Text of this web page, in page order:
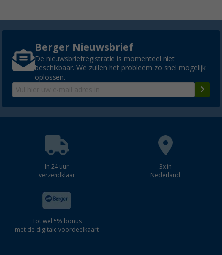
Berger Nieuwsbrief
De nieuwsbriefregistratie is momenteel niet
beschikbaar. We zullen het probleem zo snel mogelijk
oplossen.
In 24 uur
verzendklaar
3x in
Nederland
Tot wel 5% bonus
met de digitale voordeelkaart